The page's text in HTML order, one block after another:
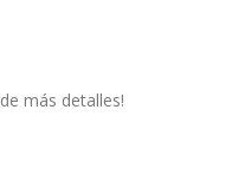
más detalles!